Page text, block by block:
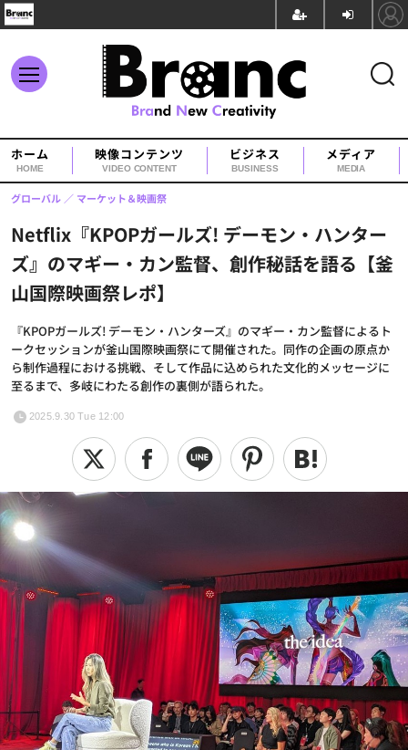
ホーム
HOME
映像コンテンツ
VIDEO CONTENT
ビジネス
BUSINESS
メディア
MEDIA
Netflix『KPOPガールズ! デーモン・ハンター
ズ』のマギー・カン監督、創作秘話を語る【釜
山国際映画祭レポ】
『KPOPガールズ! デーモン・ハンターズ』のマギー・カン監督によるト
ークセッションが釜山国際映画祭にて開催された。同作の企画の原点か
ら制作過程における挑戦、そして作品に込められた文化的メッセージに
至るまで、多岐にわたる創作の裏側が語られた。
グローバル マーケット＆映画祭
2025.9.30 Tue 12:00